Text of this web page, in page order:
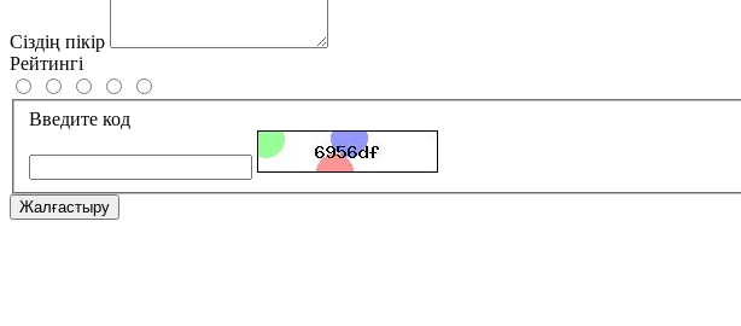
Сіздің пікір
Рейтингі
Введите код
Жалғастыру